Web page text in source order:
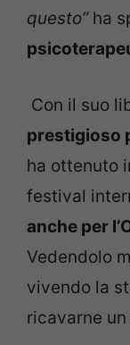
questo” ha
Con il suo
prestigioso
ha ottenuto
festival
anche per
Vedendolo
vivendo la
ricavarne un